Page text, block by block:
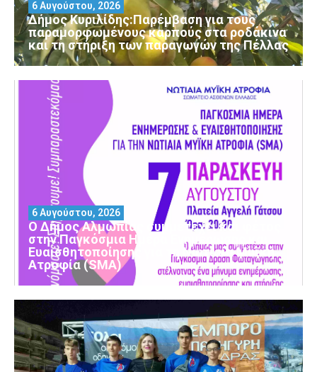
Δήμος Κυριλίδης:Παρέμβαση για τους
παραμορφωμένους καρπούς στα ροδάκινα
και τη στήριξη των παραγωγών της Πέλλας
6 Αυγούστου, 2026
Ο Δήμος Αλμωπίας συμμετέχει και φέτος
στην Παγκόσμια Ημέρα Ενημέρωσης και
Ευαισθητοποίησης για τη Νωτιαία Μυϊκή
Ατροφία (SMA)
6 Αυγούστου, 2026